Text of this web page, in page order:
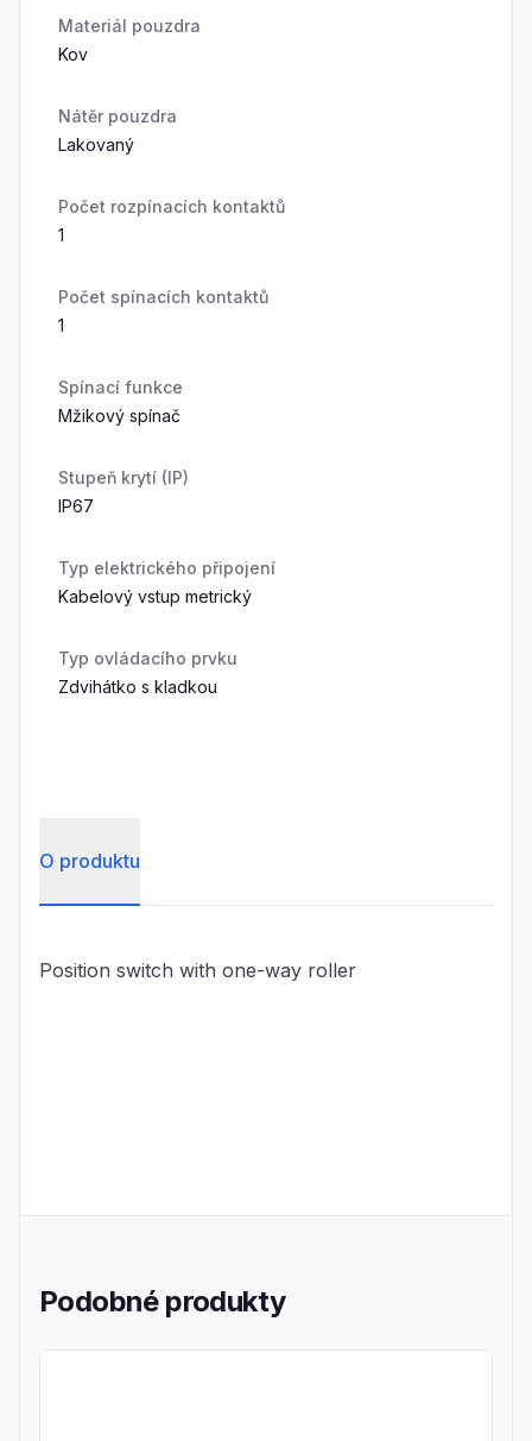
Materiál pouzdra
Kov
Nátěr pouzdra
Lakovaný
Počet rozpínacích kontaktů
1
Počet spínacích kontaktů
1
Spínací funkce
Mžikový spínač
Stupeň krytí (IP)
IP67
Typ elektrického připojení
Kabelový vstup metrický
Typ ovládacího prvku
Zdvihátko s kladkou
O produktu
Position switch with one-way roller
Podobné produkty